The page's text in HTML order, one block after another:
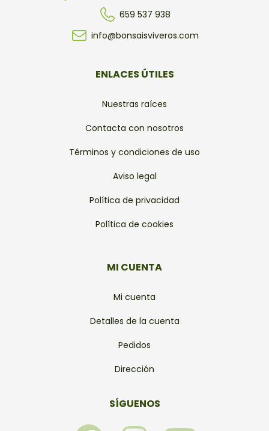
659 537 938
info@bonsaisviveros.com
ENLACES ÚTILES
Nuestras raíces
Contacta con nosotros
Términos y condiciones de uso
Aviso legal
Política de privacidad
Política de cookies
MI CUENTA
Mi cuenta
Detalles de la cuenta
Pedidos
Dirección
SÍGUENOS